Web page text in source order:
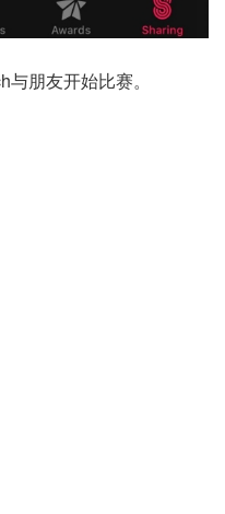
朋友开始比赛。